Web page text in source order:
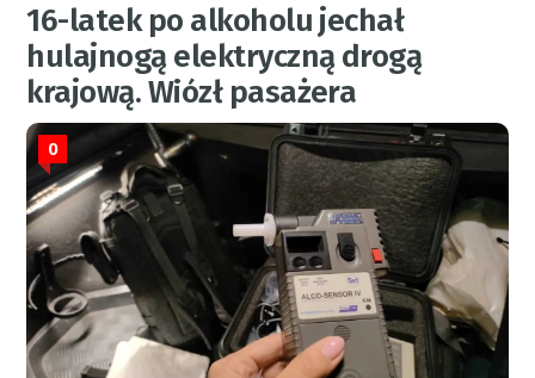
16-latek po alkoholu jechał
hulajnogą elektryczną drogą
krajową. Wiózł pasażera
0